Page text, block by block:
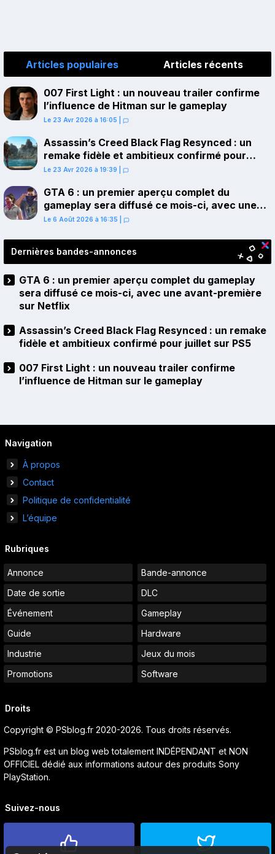
Articles populaires Articles récents
007 First Light : un nouveau trailer confirme
l’influence de Hitman sur le gameplay
Le 23 Avr 2026 à 16:05
Assassin’s Creed Black Flag Resynced : un
remake fidèle et ambitieux confirmé pour
juillet sur PS5
Le 23 Avr 2026 à 19:39
GTA 6 : un premier aperçu complet du
gameplay sera diffusé ce mois-ci, avec une
avant-première sur Netflix
Le 6 Août 2026 à 16:35
Dernières bandes-annonces
GTA 6 : un premier aperçu complet du gameplay
sera diffusé ce mois-ci, avec une avant-première
sur Netflix
Assassin’s Creed Black Flag Resynced : un remake
fidèle et ambitieux confirmé pour juillet sur PS5
007 First Light : un nouveau trailer confirme
l’influence de Hitman sur le gameplay
Navigation
À propos
Contact
Politique de confidentialité
L’équipe
Rubriques
Annonce
Bande-annonce
Date de sortie
DLC
Événement
Gameplay
Guide
Hardware
Industrie
Jeux du mois
Promotions
Software
Droits
Copyright © PSblog.fr 2020-2026. Tous droits réservés.
PSblog.fr est un blog web totalement INDÉPENDANT et NON
OFFICIEL dédié aux informations autour des produits Sony
PlayStation.
Suivez-nous